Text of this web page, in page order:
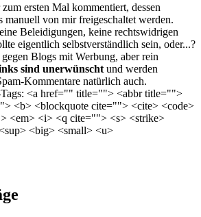
zum ersten Mal kommentiert, dessen
manuell von mir freigeschaltet werden.
Beleidigungen, keine rechtswidrigen
eigentlich selbst­verständlich sein, oder...?
Blogs mit Werbung, aber rein
sind unerwünscht und werden
Kommentare natürlich auch.
<a href="" title=""> <abbr title="">
<b> <blockquote cite=""> <cite> <code>
<em> <i> <q cite=""> <s> <strike>
<big> <small> <u>